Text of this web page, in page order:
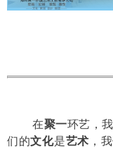
在聚一环艺，
们的文化是艺术 ，